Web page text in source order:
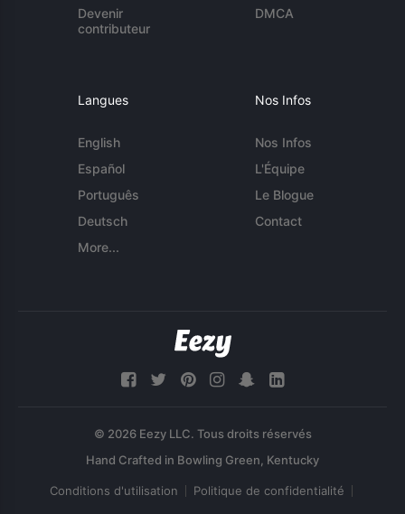
Devenir
contributeur
DMCA
Langues
English
Español
Português
Deutsch
More...
Nos Infos
Nos Infos
L'Équipe
Le Blogue
Contact
© 2026 Eezy LLC. Tous droits réservés
Conditions d'utilisation Politique de confidentialité